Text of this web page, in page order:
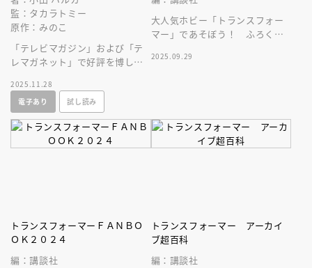
監：タカラトミー
原作：みのこ
「テレビマガジン」および「テ
レマガネット」で好評を博して
ーのキャラクター漫画の第２
弾！
2025.11.28
電子あり
試し読み
大人気ホビー「トランスフォー
マー」であそぼう！ ふろくは
フュギュアがつくぞ！
2025.09.29
トランスフォーマーＦＡＮＢＯ
ＯＫ２０２４
編：講談社
トランスフォーマー アーカイ
ブ超百科
編：講談社